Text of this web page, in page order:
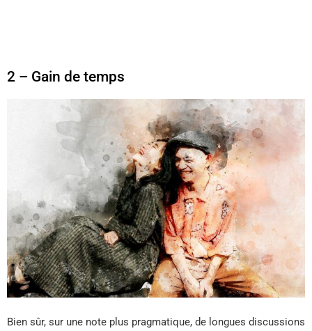
2 – Gain de temps
Bien sûr, sur une note plus pragmatique, de longues discussions